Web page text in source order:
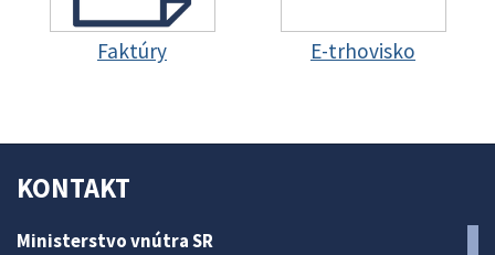
Faktúry E-trhovisko
KONTAKT
Ministerstvo vnútra SR